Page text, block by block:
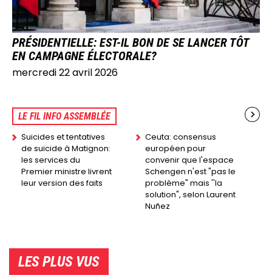
PRÉSIDENTIELLE: EST-IL BON DE SE LANCER TÔT
EN CAMPAGNE ÉLECTORALE?
mercredi 22 avril 2026
LE FIL INFO ASSEMBLÉE
Suicides et tentatives
de suicide à Matignon:
les services du
Premier ministre livrent
leur version des faits
Ceuta: consensus
européen pour
convenir que l'espace
Schengen n'est "pas le
problème" mais ''la
solution", selon Laurent
Nuñez
LES PLUS VUS